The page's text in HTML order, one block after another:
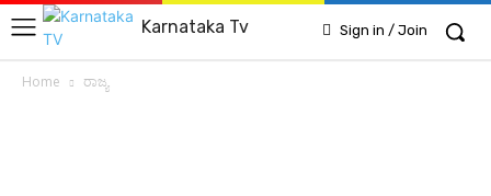
Karnataka Tv Sign in / Join
Home ರಾಜ್ಯ